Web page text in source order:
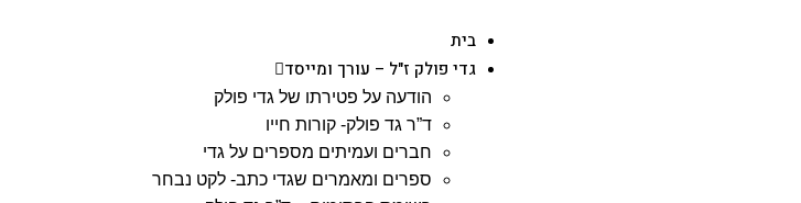
בית
גדי פולק ז"ל – עורך ומייסד
הודעה על פטירתו של גדי פולק
ד”ר גד פולק- קורות חייו
חברים ועמיתים מספרים על גדי
ספרים ומאמרים שגדי כתב- לקט נבחר